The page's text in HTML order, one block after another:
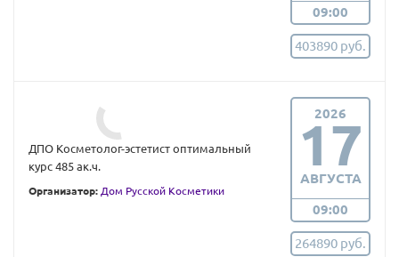
09:00
403890 руб.
ДПО Косметолог-эстетист оптимальный
курс 485 ак.ч.
Организатор: Дом Русской Косметики
2026
17
АВГУСТА
09:00
264890 руб.